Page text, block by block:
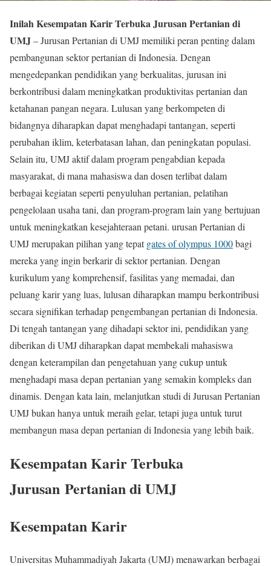
Inilah Kesempatan Karir Terbuka Jurusan Pertanian di
UMJ– Jurusan Pertanian di UMJ memiliki peran penting dalam
pembangunan sektor pertanian di Indonesia. Dengan
mengedepankan pendidikan yang berkualitas, jurusan ini
berkontribusi dalam meningkatkan produktivitas pertanian dan
ketahanan pangan negara. Lulusan yang berkompeten di
bidangnya diharapkan dapat menghadapi tantangan, seperti
perubahan iklim, keterbatasan lahan, dan peningkatan populasi.
Selain itu, UMJ aktif dalam program pengabdian kepada
masyarakat, di mana mahasiswa dan dosen terlibat dalam
berbagai kegiatan seperti penyuluhan pertanian, pelatihan
pengelolaan usaha tani, dan program-program lain yang bertujuan
untuk meningkatkan kesejahteraan petani. urusan Pertanian di
UMJ merupakan pilihan yang tepatgates of olympus 1000bagi
mereka yang ingin berkarir di sektor pertanian. Dengan
kurikulum yang komprehensif, fasilitas yang memadai, dan
peluang karir yang luas, lulusan diharapkan mampu berkontribusi
secara signifikan terhadap pengembangan pertanian di Indonesia.
Di tengah tantangan yang dihadapi sektor ini, pendidikan yang
diberikan di UMJ diharapkan dapat membekali mahasiswa
dengan keterampilan dan pengetahuan yang cukup untuk
menghadapi masa depan pertanian yang semakin kompleks dan
dinamis. Dengan kata lain, melanjutkan studi di Jurusan Pertanian
UMJ bukan hanya untuk meraih gelar, tetapi juga untuk turut
membangun masa depan pertanian di Indonesia yang lebih baik.
Kesempatan Karir Terbuka
Jurusan Pertanian di UMJ
Kesempatan Karir
Universitas Muhammadiyah Jakarta (UMJ) menawarkan berbagai